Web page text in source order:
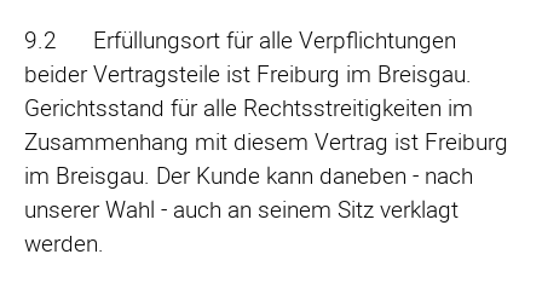
9.2 Erfüllungsort für alle Verpflichtungen
beider Vertragsteile ist Freiburg im Breisgau.
Gerichtsstand für alle Rechtsstreitigkeiten im
Zusammenhang mit diesem Vertrag ist Freiburg
im Breisgau. Der Kunde kann daneben - nach
unserer Wahl - auch an seinem Sitz verklagt
werden.